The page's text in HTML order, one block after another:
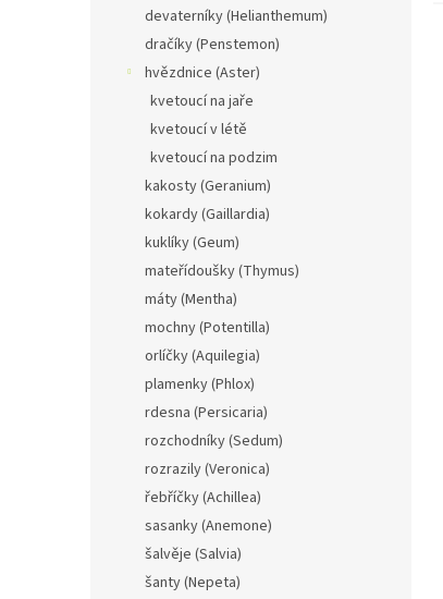
devaterníky (Helianthemum)
dračíky (Penstemon)
hvězdnice (Aster)
kvetoucí na jaře
kvetoucí v létě
kvetoucí na podzim
kakosty (Geranium)
kokardy (Gaillardia)
kuklíky (Geum)
mateřídoušky (Thymus)
máty (Mentha)
mochny (Potentilla)
orlíčky (Aquilegia)
plamenky (Phlox)
rdesna (Persicaria)
rozchodníky (Sedum)
rozrazily (Veronica)
řebříčky (Achillea)
sasanky (Anemone)
šalvěje (Salvia)
šanty (Nepeta)